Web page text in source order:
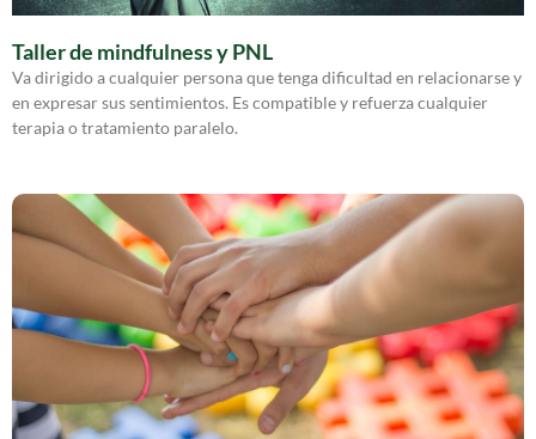
Taller de mindfulness y PNL
Va dirigido a cualquier persona que tenga dificultad en relacionarse y
en expresar sus sentimientos. Es compatible y refuerza cualquier
terapia o tratamiento paralelo.